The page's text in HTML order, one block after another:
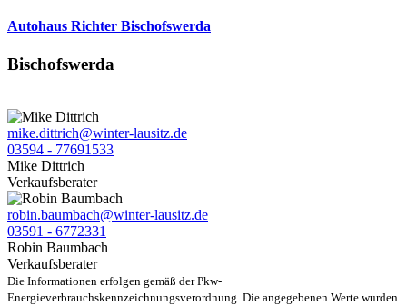
Autohaus Richter Bischofswerda
Bischofswerda
mike.dittrich@winter-lausitz.de
03594 - 77691533
Mike Dittrich
Verkaufsberater
robin.baumbach@winter-lausitz.de
03591 - 6772331
Robin Baumbach
Verkaufsberater
Die Informationen erfolgen gemäß der Pkw-
Energieverbrauchskennzeichnungsverordnung. Die angegebenen Werte wurden